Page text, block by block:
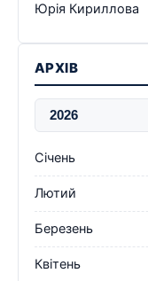
Юрія Кириллова
АРХІВ
Січень
Лютий
Березень
Квітень